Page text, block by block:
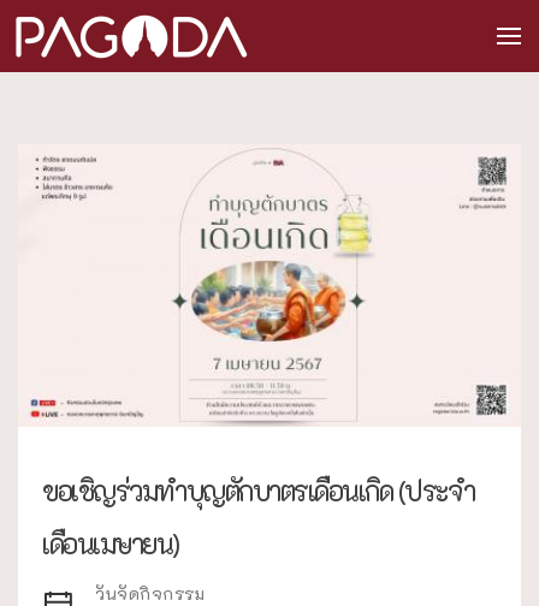
ขอเชิญร่วมทำบุญตักบาตรเดือนเกิด (ประจำ
เดือนเมษายน)
วันจัดกิจกรรม